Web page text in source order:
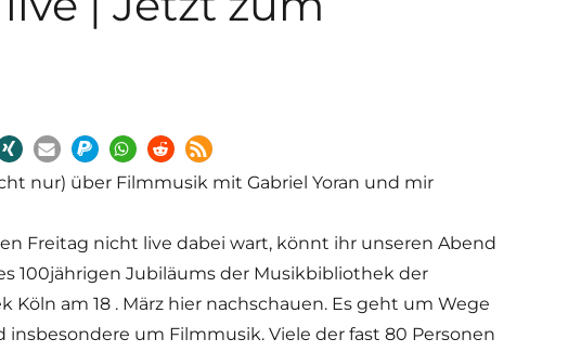
nur) über Filmmusik mit Gabriel Yoran und mir
Freitag nicht live dabei wart, könnt ihr unseren Abend
100jährigen Jubiläums der Musikbibliothek der
Köln am 18 . März hier nachschauen. Es geht um Wege
insbesondere um Filmmusik. Viele der fast 80 Personen